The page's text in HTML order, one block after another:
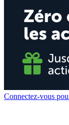
Connectez-vous